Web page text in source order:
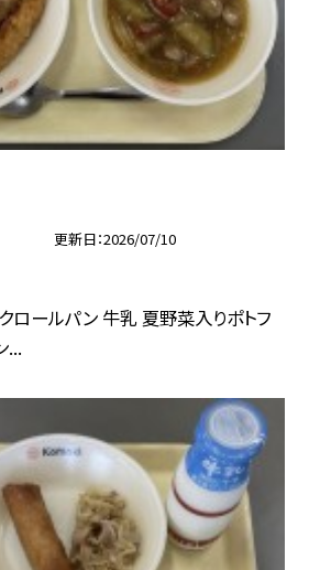
更新日 2026/07/10
ールパン 牛乳 夏野菜入りポトフ
...